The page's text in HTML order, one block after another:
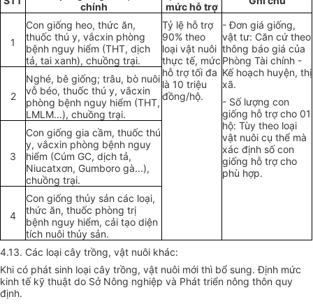
chính
mức hỗ trợ
1
Con giống heo, thức ăn,
thuốc thú y, vắcxin phòng
bệnh nguy hiểm (THT, dịch
tả, tai xanh), chuồng trại.
Tỷ lệ hỗ trợ
90% theo
loại vật nuôi
thực tế, mức
hỗ trợ tối đa
là 10 triệu
đồng/hộ.
- Đơn giá giống,
vật tư: Căn cứ theo
thông báo giá của
Phòng Tài chính -
Kế hoạch huyện, thị
xã.
- Số lượng con
giống hỗ trợ cho 01
hộ: Tùy theo loại
vật nuôi cụ thể mà
xác định số con
giống hỗ trợ cho
phù hợp.
2
Nghé, bê giống; trâu, bò nuôi
vỗ béo, thuốc thú y, vắcxin
phòng bệnh nguy hiểm (THT,
LMLM…), chuồng trại.
3
Con giống gia cầm, thuốc thú
y, vắcxin phòng bệnh nguy
hiểm (Cúm GC, dịch tả,
Niucatxơn, Gumboro gà...),
chuồng trại.
4
Con giống thủy sản các loại,
thức ăn, thuốc phòng trị
bệnh nguy hiểm, cải tạo diện
tích nuôi thủy sản.
4.13. Các loại cây trồng, vật nuôi khác:
Khi có phát sinh loại cây trồng, vật nuôi mới thì bổ sung. Định mức
kinh tế kỹ thuật do Sở Nông nghiệp và Phát triển nông thôn quy
định.